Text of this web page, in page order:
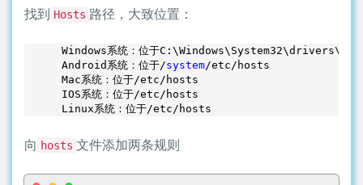
找到 Hosts 路径，大致位置：
Windows系统：位于
Android系统：位于/system/etc/hosts
Mac系统：位于/etc/hosts
IOS系统：位于/etc/hosts
Linux系统：位于/etc/hosts
向 hosts 文件添加两条规则